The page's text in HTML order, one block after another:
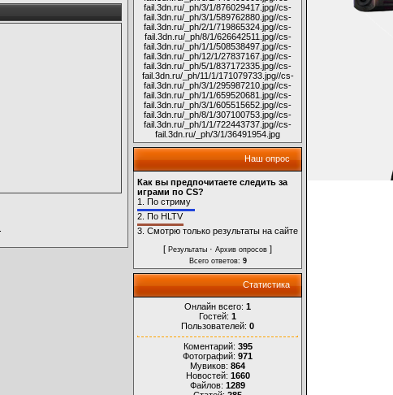
fail.3dn.ru/_ph/3/1/876029417.jpg//cs-
fail.3dn.ru/_ph/3/1/589762880.jpg//cs-
fail.3dn.ru/_ph/2/1/719865324.jpg//cs-
fail.3dn.ru/_ph/8/1/626642511.jpg//cs-
fail.3dn.ru/_ph/1/1/508538497.jpg//cs-
fail.3dn.ru/_ph/12/1/27837167.jpg//cs-
fail.3dn.ru/_ph/5/1/837172335.jpg//cs-
fail.3dn.ru/_ph/11/1/171079733.jpg//cs-
fail.3dn.ru/_ph/3/1/295987210.jpg//cs-
fail.3dn.ru/_ph/1/1/659520681.jpg//cs-
fail.3dn.ru/_ph/3/1/605515652.jpg//cs-
fail.3dn.ru/_ph/8/1/307100753.jpg//cs-
fail.3dn.ru/_ph/1/1/722443737.jpg//cs-
fail.3dn.ru/_ph/3/1/36491954.jpg
Наш опрос
Как вы предпочитаете следить за
играми по CS?
1. По стриму
2. По HLTV
3. Смотрю только результаты на сайте
[ Результаты · Архив опросов ]
Всего ответов: 9
Статистика
Онлайн всего: 1
Гостей: 1
Пользователей: 0
Коментарий: 395
Фотографий: 971
Мувиков: 864
Новостей: 1660
Файлов: 1289